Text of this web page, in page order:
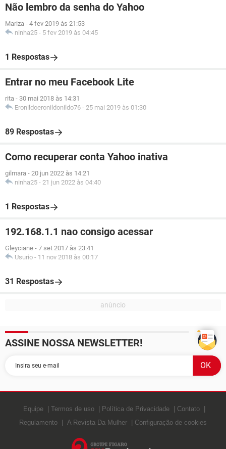
Não lembro da senha do Yahoo
Mariza - 4 fev 2019 às 21:53
ninha25 - 5 fev 2019 às 04:45
1 Respostas
Entrar no meu Facebook Lite
rita - 30 mai 2018 às 14:31
Eronildoeronildonildo76 - 25 mai 2019 às 01:30
89 Respostas
Como recuperar conta Yahoo inativa
gilmara - 20 jun 2022 às 14:21
ninha25 - 21 jun 2022 às 04:40
1 Respostas
192.168.1.1 nao consigo acessar
Gleyciane - 7 set 2017 às 23:41
Usurio - 11 nov 2018 às 00:17
31 Respostas
ASSINE NOSSA NEWSLETTER!
Equipe Termos de uso Política de Privacidade
Contato
Regulamento
A Revista Da Mulher Configuração de cookies